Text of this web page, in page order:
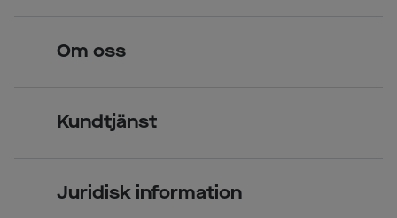
Över 70 butiker
Kontaktlinser
Om oss
Kundtjänst
Juridisk information